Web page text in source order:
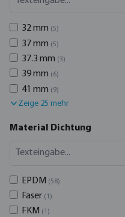
32 mm (5)
37 mm (5)
37.3 mm (3)
39 mm (6)
41 mm (9)
Zeige 25 mehr
Material Dichtung
EPDM (58)
Faser (1)
FKM (1)